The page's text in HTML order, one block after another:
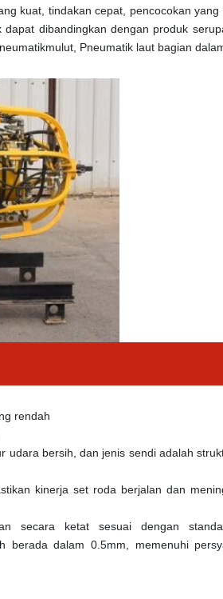
kuat, tindakan cepat, pencocokan
dibandingkan dengan produk
mulut , Pneumatik laut bagian
rendah
udara bersih, dan jenis sendi adalah
kinerja set roda berjalan dan
secara ketat sesuai dengan
berada dalam 0.5mm, memenuhi